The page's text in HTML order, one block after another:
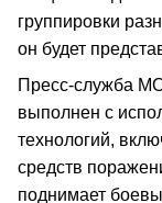
группировки
он будет
Пресс-служба
выполнен с
технологий,
средств
поднимает